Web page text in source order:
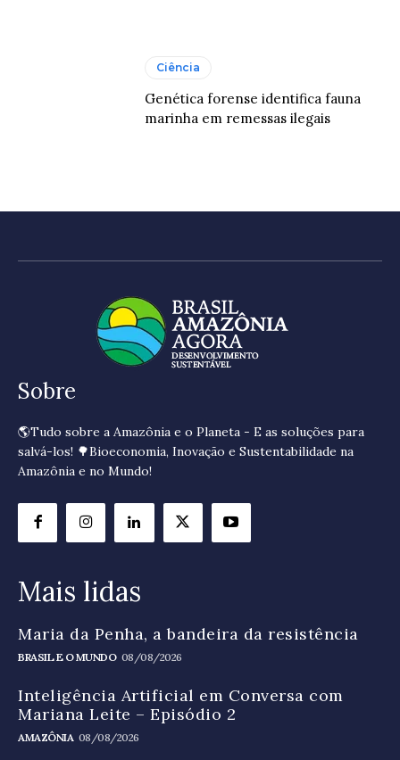
Ciência
Genética forense identifica fauna
marinha em remessas ilegais
Sobre
🌎Tudo sobre a Amazônia e o Planeta - E as soluções para
salvá-los! 🌳Bioeconomia, Inovação e Sustentabilidade na
Amazônia e no Mundo!
Mais lidas
Maria da Penha, a bandeira da resistência
BRASIL E O MUNDO 08/08/2026
Inteligência Artificial em Conversa com
Mariana Leite – Episódio 2
AMAZÔNIA 08/08/2026